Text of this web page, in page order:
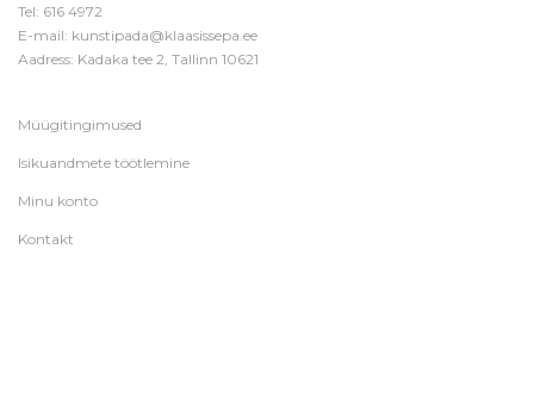
Tel: 616 4972
E-mail: kunstipada@klaasissepa.ee
Aadress: Kadaka tee 2, Tallinn 10621
Müügitingimused
Isikuandmete töötlemine
Minu konto
Kontakt